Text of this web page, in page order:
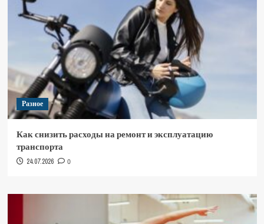
Разное
Как снизить расходы на ремонт и эксплуатацию
транспорта
24.07.2026 0